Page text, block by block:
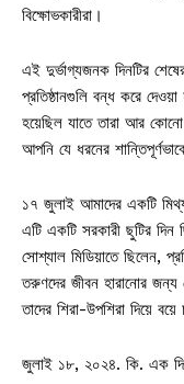
বিক্ষোভকারীরা।
এই দুর্ভাগ্যজনক দিনটির
প্রতিষ্ঠানগুলি বন্ধ করে
হয়েছিল যাতে তারা আর
আপনি যে ধরনের
১৭ জুলাই আমাদের একটি
এটি একটি সরকারী ছুটির
সোশ্যাল মিডিয়াতে ছিলেন,
তরুণদের জীবন হারানোর
তাদের শিরা-উপশিরা দিয়ে
জুলাই ১৮, ২০২৪. কি. এক